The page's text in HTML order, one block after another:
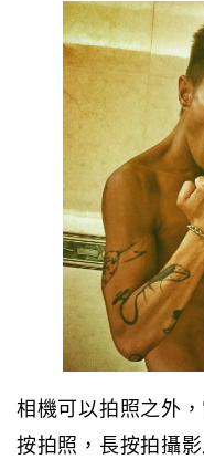
相機可以拍照之外
按拍照，長按拍攝